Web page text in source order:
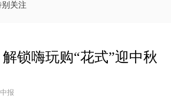
别关注
解锁嗨玩购“花式”迎中秋
报